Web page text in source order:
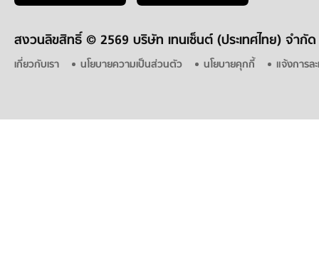
สงวนลิขสิทธิ์ © 2569 บริษัท เทนเซ็นต์ (ประเทศไทย) จำกัด
เกี่ยวกับเรา นโยบายความเป็นส่วนตัว นโยบายคุกกี้ แจ้งการล